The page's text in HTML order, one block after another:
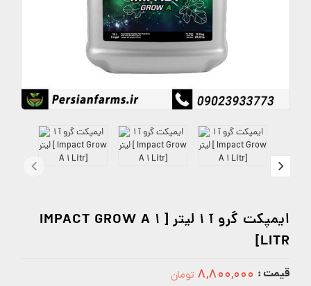
ایمپکت گرو آ 1 لیتر [ IMPACT GROW A 1
LITR]
قیمت : ۸,۸۰۰,۰۰۰ تومان